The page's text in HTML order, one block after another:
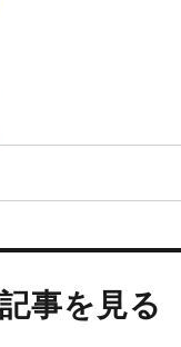
事を見る